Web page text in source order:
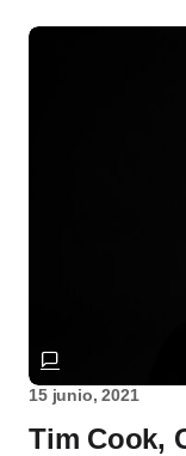
15 junio, 2021
Tim Cook,